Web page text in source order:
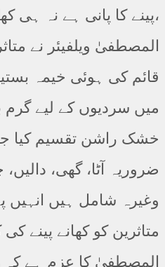
،پینے کا پانی ہے نہ ہی
المصطفیٰ ویلفیئر نے
قائم کی ہوئی خیمہ
میں سردیوں کے لیے گرم
خشک راشن تقسیم کیا
ضروریہ آٹا، گھی،
وغیرہ شامل ہیں انہیں
متاثرین کو کھانے پینے
المصطفیٰ کا عزم ہے کہ